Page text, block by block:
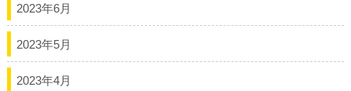
2023年6月
2023年5月
2023年4月